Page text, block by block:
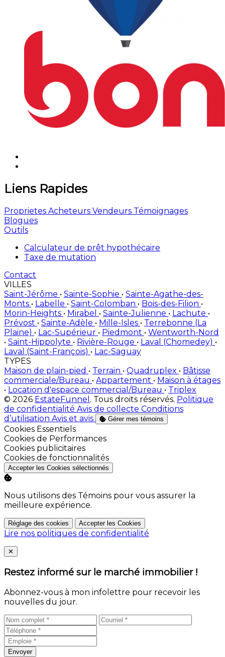
Liens Rapides
Proprietes Acheteurs Vendeurs Témoignages
Blogues
Outils
Calculateur de prêt hypothécaire
Taxe de mutation
Contact
VILLES
Saint-Jérôme • Sainte-Sophie • Sainte-Agathe-des-
Monts • Labelle • Saint-Colomban • Bois-des-Filion •
Morin-Heights • Mirabel • Sainte-Julienne • Lachute •
Prévost • Sainte-Adèle • Mille-Isles • Terrebonne (La
Plaine) • Lac-Supérieur • Piedmont • Wentworth-Nord
• Saint-Hippolyte • Rivière-Rouge • Laval (Chomedey) •
Laval (Saint-François) • Lac-Saguay
TYPES
Maison de plain-pied • Terrain • Quadruplex • Bâtisse
commerciale/Bureau • Appartement • Maison à étages
• Location d'espace commercial/Bureau • Triplex
© 2026 EstateFunnel . Tous droits réservés. Politique
de confidentialité Avis de collecte Conditions
d’utilisation Avis et avis Gérer mes témoins
Activer
Cookies Essentiels
Activer
Cookies de Performances
Activer
Cookies publicitaires
Activer
Cookies de fonctionnalités
Accepter les Cookies sélectionnés
Nous utilisons des Témoins pour vous assurer la
meilleure expérience.
Réglage des cookies Accepter les Cookies
Lire nos politiques de confidentialité
Close
✕
Restez informé sur le marché immobilier !
Abonnez-vous à mon infolettre pour recevoir les
nouvelles du jour.
Envoyer